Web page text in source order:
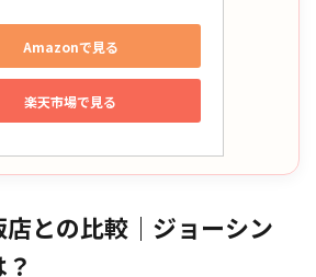
Amazonで見る
楽天市場で見る
との比較｜ジョーシン